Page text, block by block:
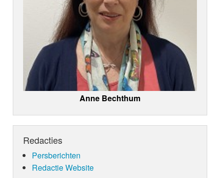
Anne Bechthum
Redacties
Persberichten
Redactie Website